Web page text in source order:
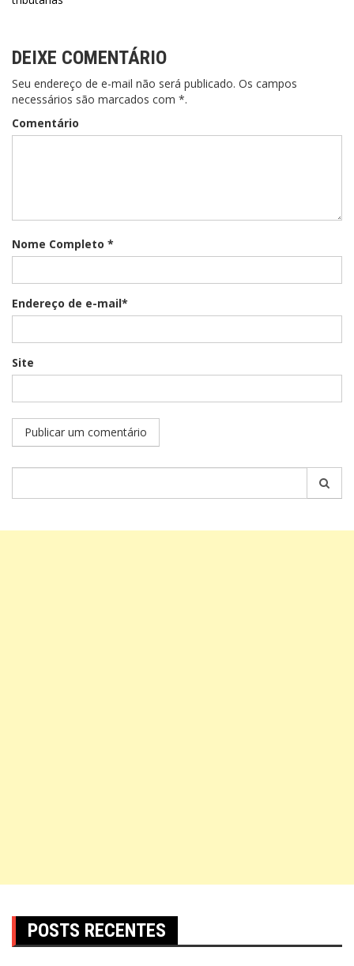
DEIXE COMENTÁRIO
Seu endereço de e-mail não será publicado. Os campos
necessários são marcados com *.
Comentário
Nome Completo *
Endereço de e-mail*
Site
POSTS RECENTES